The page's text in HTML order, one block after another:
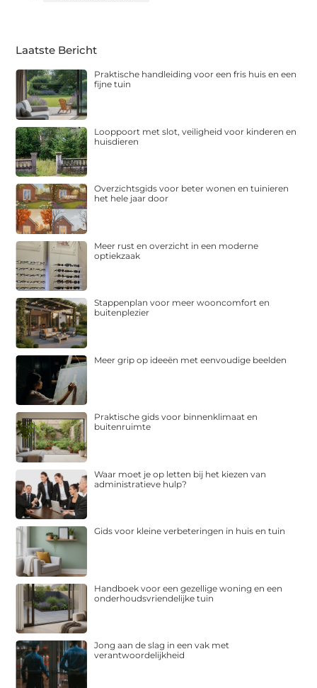
Laatste Bericht
Praktische handleiding voor een fris huis en een
fijne tuin
Looppoort met slot, veiligheid voor kinderen en
huisdieren
Overzichtsgids voor beter wonen en tuinieren
het hele jaar door
Meer rust en overzicht in een moderne
optiekzaak
Stappenplan voor meer wooncomfort en
buitenplezier
Meer grip op ideeën met eenvoudige beelden
Praktische gids voor binnenklimaat en
buitenruimte
Waar moet je op letten bij het kiezen van
administratieve hulp?
Gids voor kleine verbeteringen in huis en tuin
Handboek voor een gezellige woning en een
onderhoudsvriendelijke tuin
Jong aan de slag in een vak met
verantwoordelijkheid